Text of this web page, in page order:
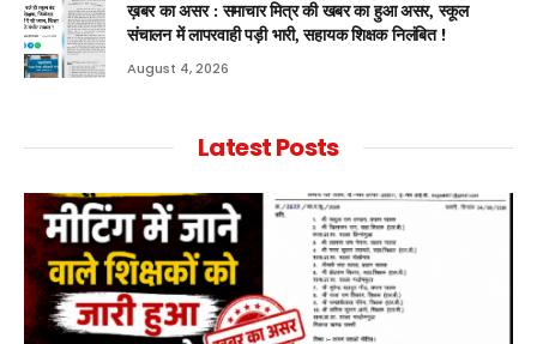
ख़बर का असर : समाचार मित्र की खबर का हुआ असर, स्कूल
संचालन में लापरवाही पड़ी भारी, सहायक शिक्षक निलंबित !
August 4, 2026
Latest Posts